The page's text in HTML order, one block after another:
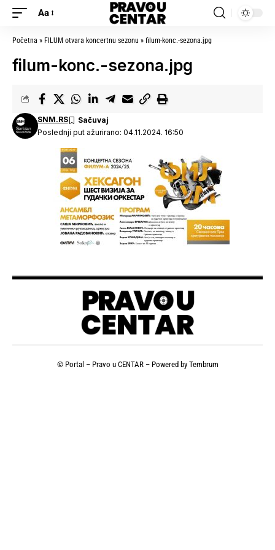
Aa
Početna » FILUM otvara koncertnu sezonu » filum-konc.-sezona.jpg
filum-konc.-sezona.jpg
Poslednji put ažurirano: 04.11.2024. 16:50
SNM.RS
© Portal – Pravo u CENTAR – Powered by Tembrum